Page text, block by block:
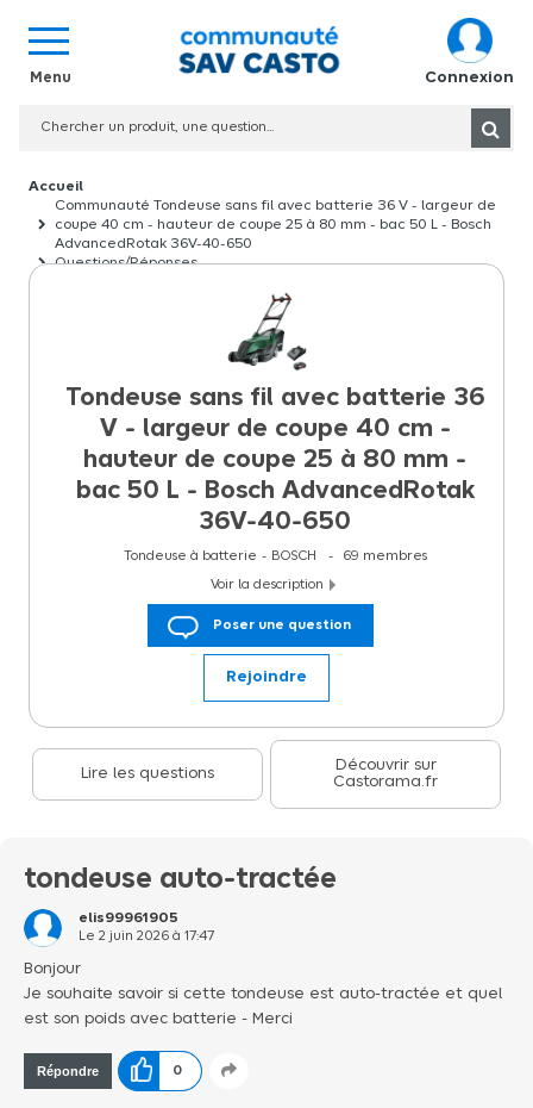
Connexion
Communauté Tondeuse sans fil avec batterie 36 V - largeur de
coupe 40 cm - hauteur de coupe 25 à 80 mm - bac 50 L - Bosch
AdvancedRotak 36V-40-650
Questions/Réponses
Tondeuse sans fil avec batterie 36
V - largeur de coupe 40 cm -
hauteur de coupe 25 à 80 mm -
bac 50 L - Bosch AdvancedRotak
36V-40-650
Tondeuse à batterie BOSCH 69 membres
Voir la description
36V-40-650 (avec 1 batterie et 1 chargeur)
Poser une question
Rejoindre
Lire les questions
Découvrir sur
Castorama.fr
tondeuse auto-tractée
elis99961905
Le 2 juin 2026à 17:47
Bonjour
Je souhaite savoir si cette tondeuse est auto-tractée et quel
est son poids avec batterie - Merci
Répondre 0